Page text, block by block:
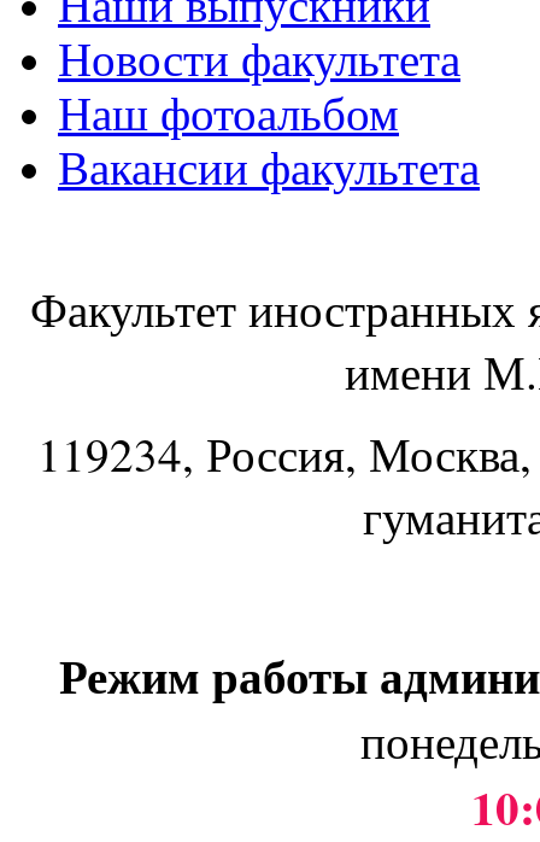
Новости факультета
Наш фотоальбом
Вакансии факультета
Факультет
имени
119234, Россия,
Режим работы